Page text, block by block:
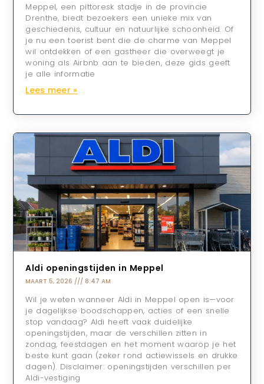
Meppel, een pittoresk stadje in de provincie
Drenthe, biedt bezoekers een unieke mix van
geschiedenis, cultuur en natuurlijke schoonheid. Of
je nu een toerist bent die de charme van Meppel
wil ontdekken of een gastheer die overweegt je
woning als Airbnb aan te bieden, deze gids geeft
je alle informatie
Lees meer »
Aldi openingstijden in Meppel
MAART 5, 2026 8:47 AM
Wil je weten wanneer Aldi in Meppel open is—voor
je dagelijkse boodschappen, acties of een snelle
stop vandaag? Aldi heeft vaak duidelijke
openingstijden, maar de verschillen zitten in
zondag, feestdagen en het moment waarop je het
beste kunt gaan (zeker rond actiewissels en drukke
dagen). Disclaimer: openingstijden verschillen per
Aldi-vestiging